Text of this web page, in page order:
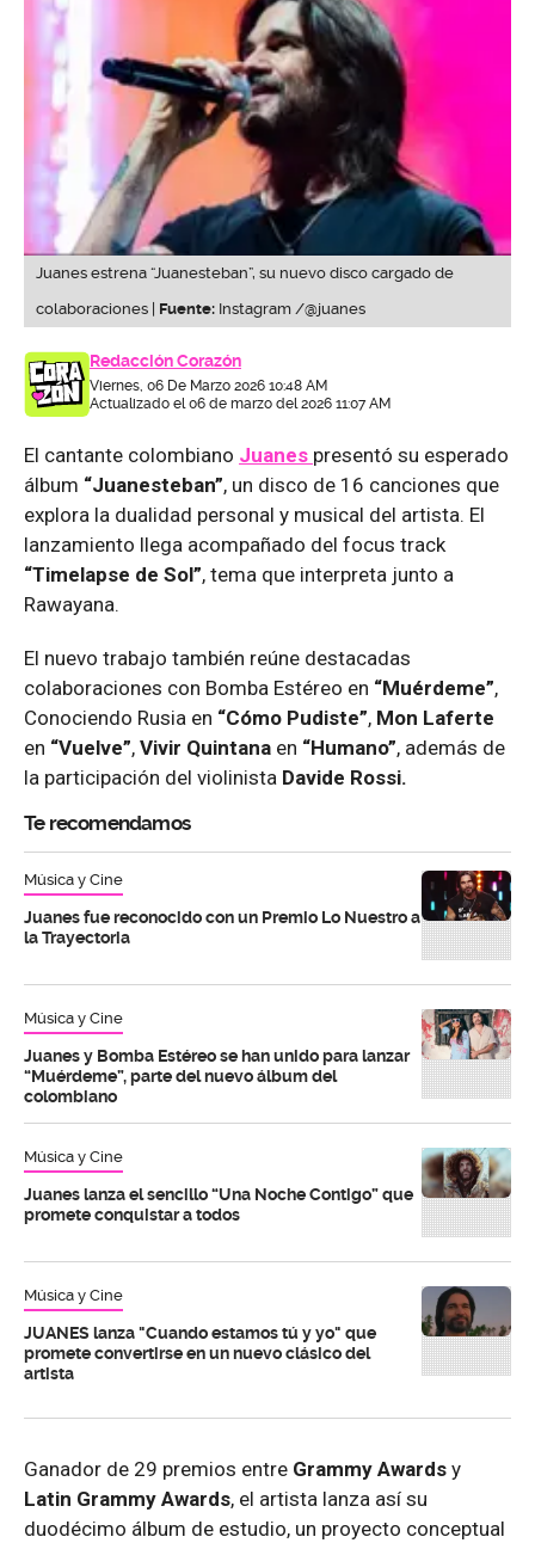
Juanes estrena “Juanesteban”, su nuevo disco cargado de
colaboraciones | Fuente: Instagram /@juanes
Redacción Corazón
Viernes, 06 De Marzo 2026 10:48 AM
Actualizado el 06 de marzo del 2026 11:07 AM
El cantante colombiano Juanes presentó su esperado
álbum “Juanesteban”, un disco de 16 canciones que
explora la dualidad personal y musical del artista. El
lanzamiento llega acompañado del focus track
“Timelapse de Sol”, tema que interpreta junto a
Rawayana.
El nuevo trabajo también reúne destacadas
colaboraciones con Bomba Estéreo en “Muérdeme”,
Conociendo Rusia en “Cómo Pudiste”, Mon Laferte
en “Vuelve”, Vivir Quintana en “Humano”, además de
la participación del violinista Davide Rossi.
Te recomendamos
Música y Cine
Juanes fue reconocido con un Premio Lo Nuestro a
la Trayectoria
Música y Cine
Juanes y Bomba Estéreo se han unido para lanzar
“Muérdeme”, parte del nuevo álbum del
colombiano
Música y Cine
Juanes lanza el sencillo “Una Noche Contigo” que
promete conquistar a todos
Música y Cine
JUANES lanza "Cuando estamos tú y yo" que
promete convertirse en un nuevo clásico del
artista
Ganador de 29 premios entre Grammy Awards y
Latin Grammy Awards, el artista lanza así su
duodécimo álbum de estudio, un proyecto conceptual